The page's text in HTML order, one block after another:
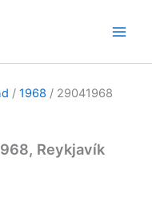
/ 1968 / 29041968
Reykjavík